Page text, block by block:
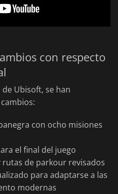
con respecto
Ubisoft, se han
con ocho misiones
el final del juego
rutas de parkour revisados
para adaptarse a las
modernas